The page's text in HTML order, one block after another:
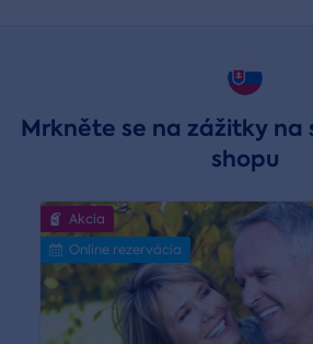
Mrkněte se na zážitky na
shopu
Akcia
Online rezervácia